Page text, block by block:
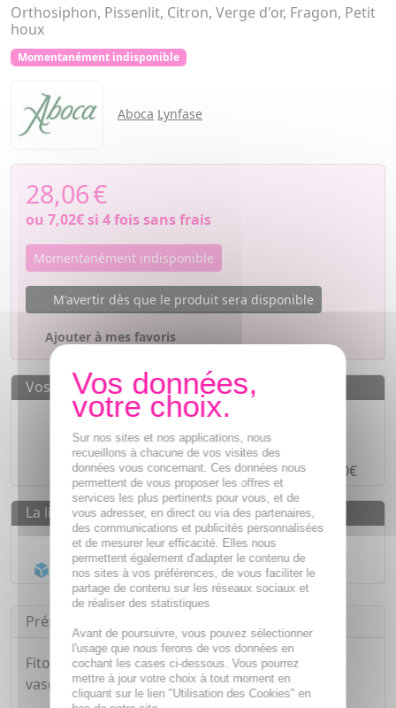
Orthosiphon, Pissenlit, Citron, Verge d'or, Fragon, Petit
houx
Momentanément indisponible
Aboca Lynfase
28,06€
ou 7,02€si 4 fois sans frais
Momentanément indisponible
M'avertir dès que le produit sera disponible
Ajouter à mes favoris
Vos avantages
Des prixIMBATTABLES
Paiement en ligneSÉCURISÉ
Paiement en4 fois sans fraisà partir de 30€
La livraison
Livraison gratuite dès55€
Acheminement Chronoposten 24h*
Présentation
Fitomagra Lynfase avec Adipodren : bien être
vasculaire et drainage des liquides corporels.
Sur nos sites et nos applications, nous
recueillons à chacune de vos visites des
données vous concernant. Ces données nous
permettent de vous proposer les offres et
services les plus pertinents pour vous, et de
vous adresser, en direct ou via des partenaires,
des communications et publicités personnalisées
et de mesurer leur efficacité. Elles nous
permettent également d'adapter le contenu de
nos sites à vos préférences, de vous faciliter le
partage de contenu sur les réseaux sociaux et
de réaliser des statistiques
Avant de poursuivre, vous pouvez sélectionner
l'usage que nous ferons de vos données en
cochant les cases ci-dessous. Vous pourrez
mettre à jour votre choix à tout moment en
cliquant sur le lien "Utilisation des Cookies" en